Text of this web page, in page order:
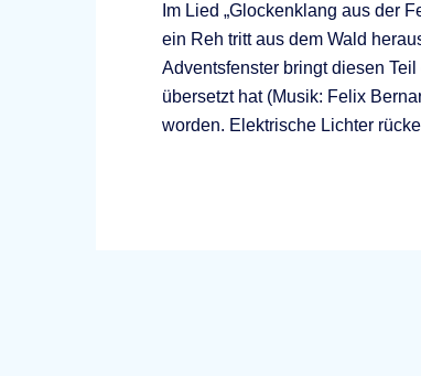
Im Lied „Glockenklang aus der
ein Reh tritt aus dem Wald
Adventsfenster bringt diesen
übersetzt hat (Musik: Felix
worden. Elektrische Lichter